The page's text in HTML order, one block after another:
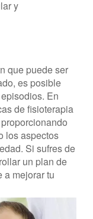
y
que puede ser
es posible
En
de fisioterapia
los aspectos
Si sufres de
un plan de
a mejorar tu